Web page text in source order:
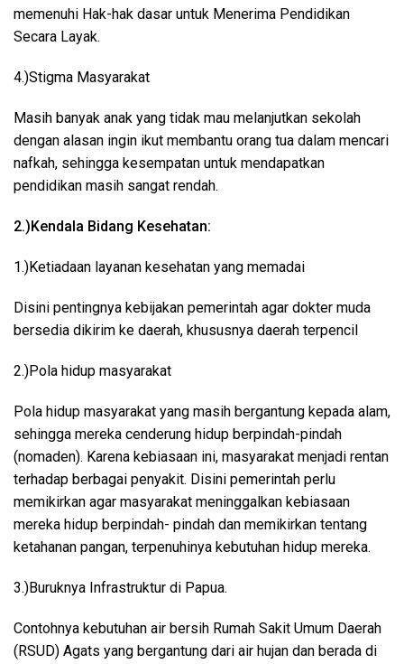
memenuhi Hak-hak dasar untuk Menerima Pendidikan
Secara Layak.
4.)Stigma Masyarakat
Masih banyak anak yang tidak mau melanjutkan sekolah
dengan alasan ingin ikut membantu orang tua dalam mencari
nafkah, sehingga kesempatan untuk mendapatkan
pendidikan masih sangat rendah.
2.)Kendala Bidang Kesehatan:
1.)Ketiadaan layanan kesehatan yang memadai
Disini pentingnya kebijakan pemerintah agar dokter muda
bersedia dikirim ke daerah, khususnya daerah terpencil
2.)Pola hidup masyarakat
Pola hidup masyarakat yang masih bergantung kepada alam,
sehingga mereka cenderung hidup berpindah-pindah
(nomaden). Karena kebiasaan ini, masyarakat menjadi rentan
terhadap berbagai penyakit. Disini pemerintah perlu
memikirkan agar masyarakat meninggalkan kebiasaan
mereka hidup berpindah- pindah dan memikirkan tentang
ketahanan pangan, terpenuhinya kebutuhan hidup mereka.
3.)Buruknya Infrastruktur di Papua.
Contohnya kebutuhan air bersih Rumah Sakit Umum Daerah
(RSUD) Agats yang bergantung dari air hujan dan berada di